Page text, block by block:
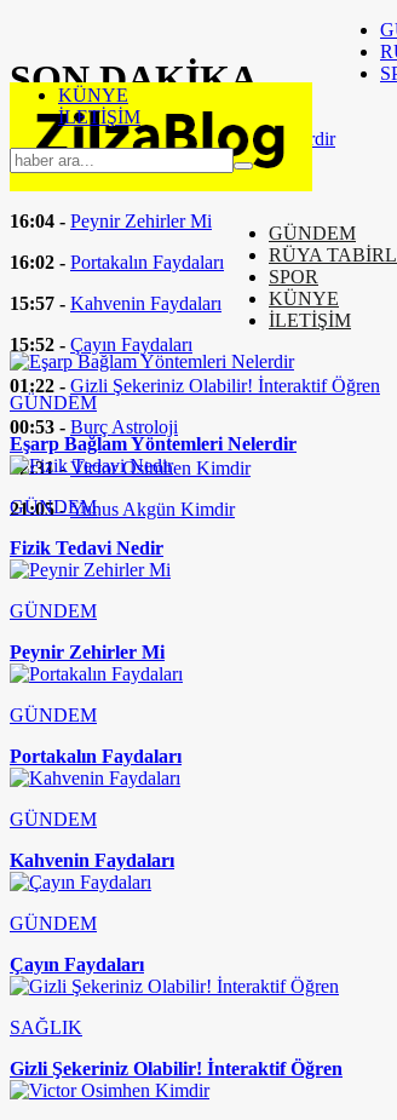
SON DAKİKA
16:37 -
Eşarp Bağlam Yöntemleri Nelerdir
16:24 -Fizik Tedavi Nedir
16:04 - Peynir Zehirler Mi
16:02 - Portakalın Faydaları
15:57 - Kahvenin Faydaları
15:52 - Çayın Faydaları
01:22 - Gizli Şekeriniz Olabilir! İnteraktif Öğren
00:53 - Burç Astroloji
22:31 -Victor Osimhen Kimdir
21:05 -Yunus Akgün Kimdir
KÜNYE
İLETİŞİM
GÜNDEM
RÜYA
SPOR
KÜNYE
İLETİŞİM
GÜNDEM
Eşarp Bağlam Yöntemleri Nelerdir
GÜNDEM
Fizik Tedavi Nedir
GÜNDEM
Peynir Zehirler Mi
GÜNDEM
Portakalın Faydaları
GÜNDEM
Kahvenin Faydaları
GÜNDEM
Çayın Faydaları
SAĞLIK
Gizli Şekeriniz Olabilir! İnteraktif Öğren